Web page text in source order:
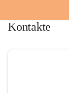
Kontakte